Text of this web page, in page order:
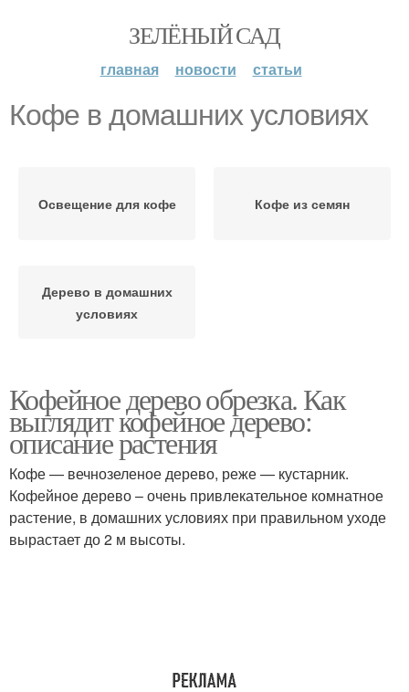
ЗЕЛЁНЫЙ САД
главная новости статьи
Кофе в домашних условиях
Освещение для кофе Кофе из семян
Дерево в домашних
условиях
Кофейное дерево обрезка. Как
выглядит кофейное дерево:
описание растения
Кофе — вечнозеленое дерево, реже — кустарник.
Кофейное дерево – очень привлекательное комнатное
растение, в домашних условиях при правильном уходе
вырастает до 2 м высоты.